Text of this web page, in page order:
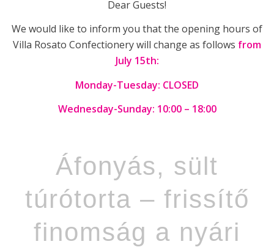
Dear Guests!
We would like to inform you that the opening hours of
Villa Rosato Confectionery will change as follows from
July 15th:
Monday-Tuesday: CLOSED
Wednesday-Sunday: 10:00 – 18:00
Áfonyás, sült
túrótorta – frissítő
finomság a nyári